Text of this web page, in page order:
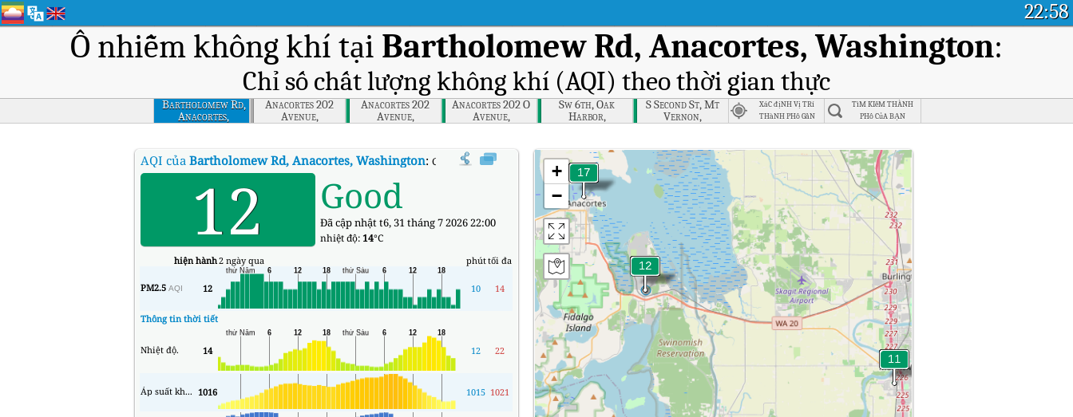
22:58
Ô nhiễm không khí tại Bartholomew Rd, Anacortes, Washington:
Chỉ số chất lượng không khí (AQI) theo thời gian thực
Bartholomew Rd,
Anacortes,
Washington
Anacortes 202
Avenue,
Washington
Anacortes 202
Avenue,
Washington
Anacortes 202 O
Avenue,
Washington
Sw 6th, Oak
Harbor,
Washington
S Second St, Mt
Vernon,
Washington
XáC địNH Vị TRí
THàNH PHố GầN
TìM KIếM THÀNH
PHố CủA BẠN
AQI của Bartholomew Rd, Anacortes, Washington: Chỉ số chất lượng không khí (AQI) thời gian thực Bartholomew Rd, Anacortes, Washington
12 Good
Đã cập nhật t6, 31 tháng 7 2026 22:00
nhiệt độ: 14°C
hiện hành2 ngày qua phúttối đa
PM2.5 AQI 12 10 14
Thông tin thời tiết
Nhiệt độ. 14 12 22
Áp suất không khí 1016 1015 1021
+
−